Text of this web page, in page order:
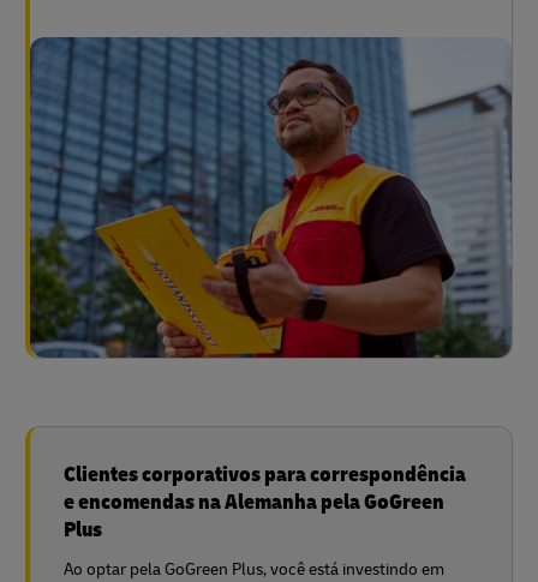
Clientes corporativos para correspondência
e encomendas na Alemanha pela GoGreen
Plus
Ao optar pela GoGreen Plus, você está investindo em